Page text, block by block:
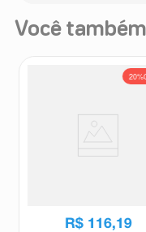
Você
20%
R$ 116,19